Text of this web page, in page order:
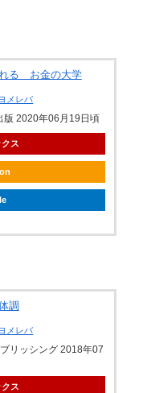
る お金の大学
メレバ
版 2020年06月19日頃
ス
調
メレバ
リッシング 2018年07
ス